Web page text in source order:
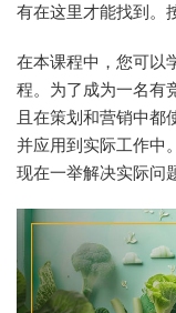
有在这里才能找到。
在本课程中，您可以
程。为了成为一名有
且在策划和营销中都
并应用到实际工作中
现在一举解决实际问